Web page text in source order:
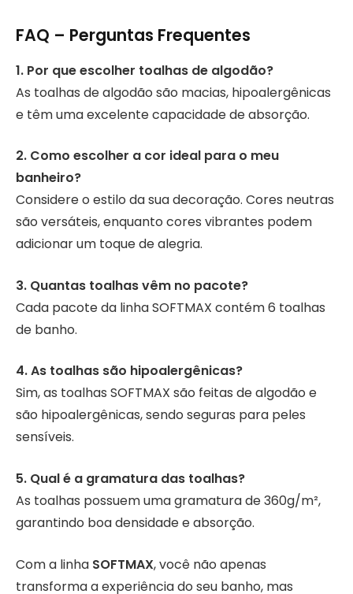
FAQ – Perguntas Frequentes
1. Por que escolher toalhas de algodão?
As toalhas de algodão são macias, hipoalergênicas
e têm uma excelente capacidade de absorção.
2. Como escolher a cor ideal para o meu
banheiro?
Considere o estilo da sua decoração. Cores neutras
são versáteis, enquanto cores vibrantes podem
adicionar um toque de alegria.
3. Quantas toalhas vêm no pacote?
Cada pacote da linha SOFTMAX contém 6 toalhas
de banho.
4. As toalhas são hipoalergênicas?
Sim, as toalhas SOFTMAX são feitas de algodão e
são hipoalergênicas, sendo seguras para peles
sensíveis.
5. Qual é a gramatura das toalhas?
As toalhas possuem uma gramatura de 360g/m²,
garantindo boa densidade e absorção.
Com a linha SOFTMAX, você não apenas
transforma a experiência do seu banho, mas